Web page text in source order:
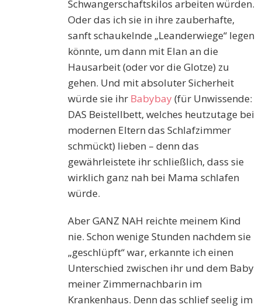
Schwangerschaftskilos arbeiten würden.
Oder das ich sie in ihre zauberhafte,
sanft schaukelnde „Leanderwiege“ legen
könnte, um dann mit Elan an die
Hausarbeit (oder vor die Glotze) zu
gehen. Und mit absoluter Sicherheit
würde sie ihr Babybay(für Unwissende:
DAS Beistellbett, welches heutzutage bei
modernen Eltern das Schlafzimmer
schmückt) lieben – denn das
gewährleistete ihr schließlich, dass sie
wirklich ganz nah bei Mama schlafen
würde.
Aber GANZ NAH reichte meinem Kind
nie. Schon wenige Stunden nachdem sie
„geschlüpft“ war, erkannte ich einen
Unterschied zwischen ihr und dem Baby
meiner Zimmernachbarin im
Krankenhaus. Denn das schlief seelig im